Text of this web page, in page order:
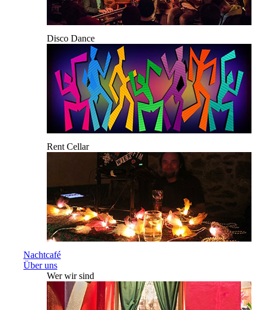
Disco Dance
Rent Cellar
Nachtcafé
Über uns
Wer wir sind